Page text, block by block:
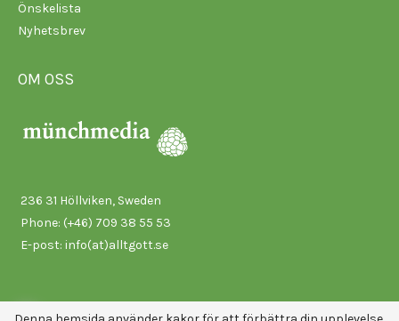
Önskelista
Nyhetsbrev
OM OSS
236 31 Höllviken, Sweden
Phone: (+46) 709 38 55 53
E-post: info(at)alltgott.se